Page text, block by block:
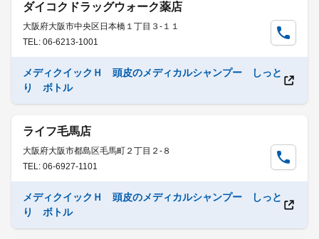
ダイコクドラッグウォーク薬店
大阪府大阪市中央区日本橋１丁目３-１１
TEL: 06-6213-1001
メディクイックＨ 頭皮のメディカルシャンプー しっと
り ボトル
ライフ毛馬店
大阪府大阪市都島区毛馬町２丁目２-８
TEL: 06-6927-1101
メディクイックＨ 頭皮のメディカルシャンプー しっと
り ボトル